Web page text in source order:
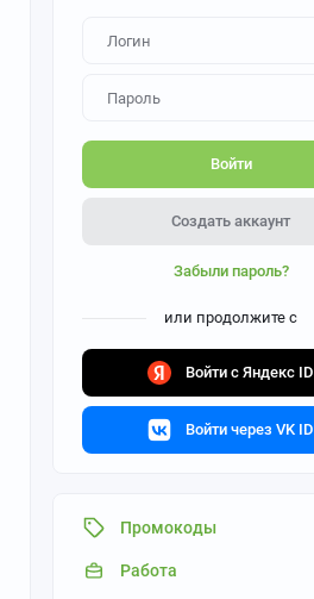
Войти
Создать аккаунт
Забыли пароль?
или продолжите с
Войти с Яндекс ID
Войти через VK ID
Промокоды
Работа